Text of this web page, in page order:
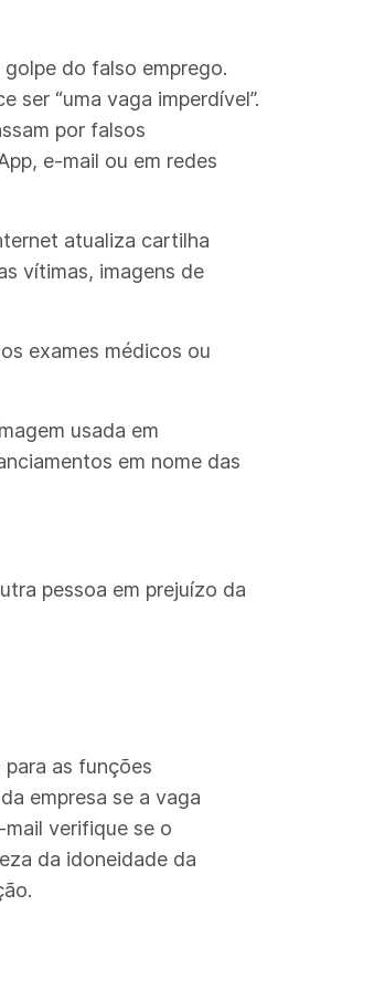
do falso emprego.
“uma vaga imperdível”.
por falsos
e-mail ou em redes
atualiza cartilha
vítimas, imagens de
exames médicos ou
usada em
em nome das
pessoa em prejuízo da
as funções
empresa se a vaga
verifique se o
da idoneidade da